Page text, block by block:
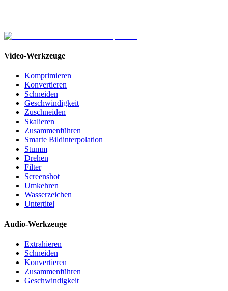
Video-Werkzeuge
Komprimieren
Konvertieren
Schneiden
Geschwindigkeit
Zuschneiden
Skalieren
Zusammenführen
Smarte Bildinterpolation
Stumm
Drehen
Filter
Screenshot
Umkehren
Wasserzeichen
Untertitel
Audio-Werkzeuge
Extrahieren
Schneiden
Konvertieren
Zusammenführen
Geschwindigkeit